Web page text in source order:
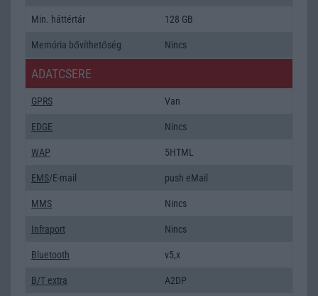
Min. háttértár 128 GB
Memória bővíthetőség Nincs
ADATCSERE
GPRS Van
EDGE Nincs
WAP 5HTML
EMS/E-mail push eMail
MMS Nincs
Infraport Nincs
Bluetooth v5,x
B/T extra A2DP